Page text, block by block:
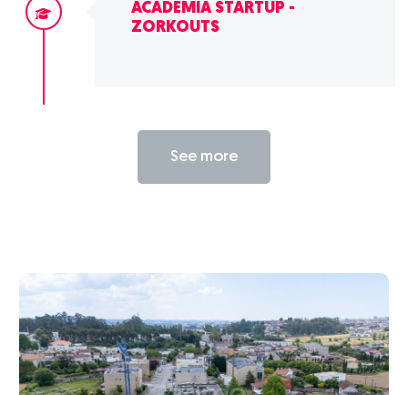
ACADEMIA STARTUP -
ZORKOUTS
See more